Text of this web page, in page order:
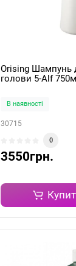
Orising Шампунь
голови 5-Alf
В наявності
30715
0
3550грн.